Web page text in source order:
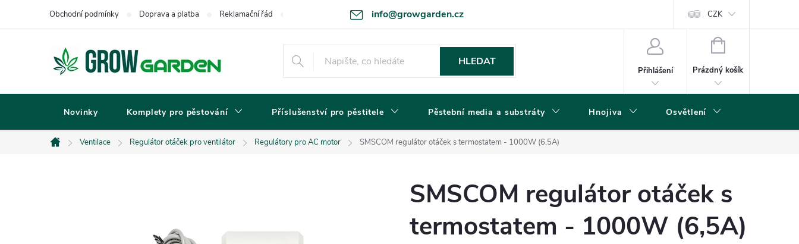
info@growgarden.cz
Obchodní podmínky Doprava a platba Reklamační řád Odstoupení od smlouvy Zásady ochrany osobních údajů a cookies CZK
HLEDAT
Přihlášení
NÁKUPNÍ
Prázdný košík
Novinky Komplety pro pěstování Příslušenství pro pěstitele Pěstební media a substráty Hnojiva Osvětlení
Domů
Ventilace Regulátor otáček pro ventilátor Regulátory pro AC motor SMSCOM regulátor otáček s termostatem - 1000W (6,5A)
SMSCOM regulátor otáček s
termostatem - 1000W (6,5A)